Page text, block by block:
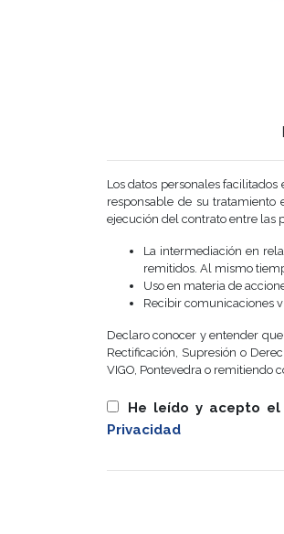
Los datos personales facilitados
responsable de su tratamiento
ejecución del contrato entre las
La intermediación en
remitidos. Al mismo
Uso en materia de
Recibir comunicaciones
Declaro conocer y entender
Rectificación, Supresión o
VIGO, Pontevedra o remitiendo
He leído y acepto
Privacidad